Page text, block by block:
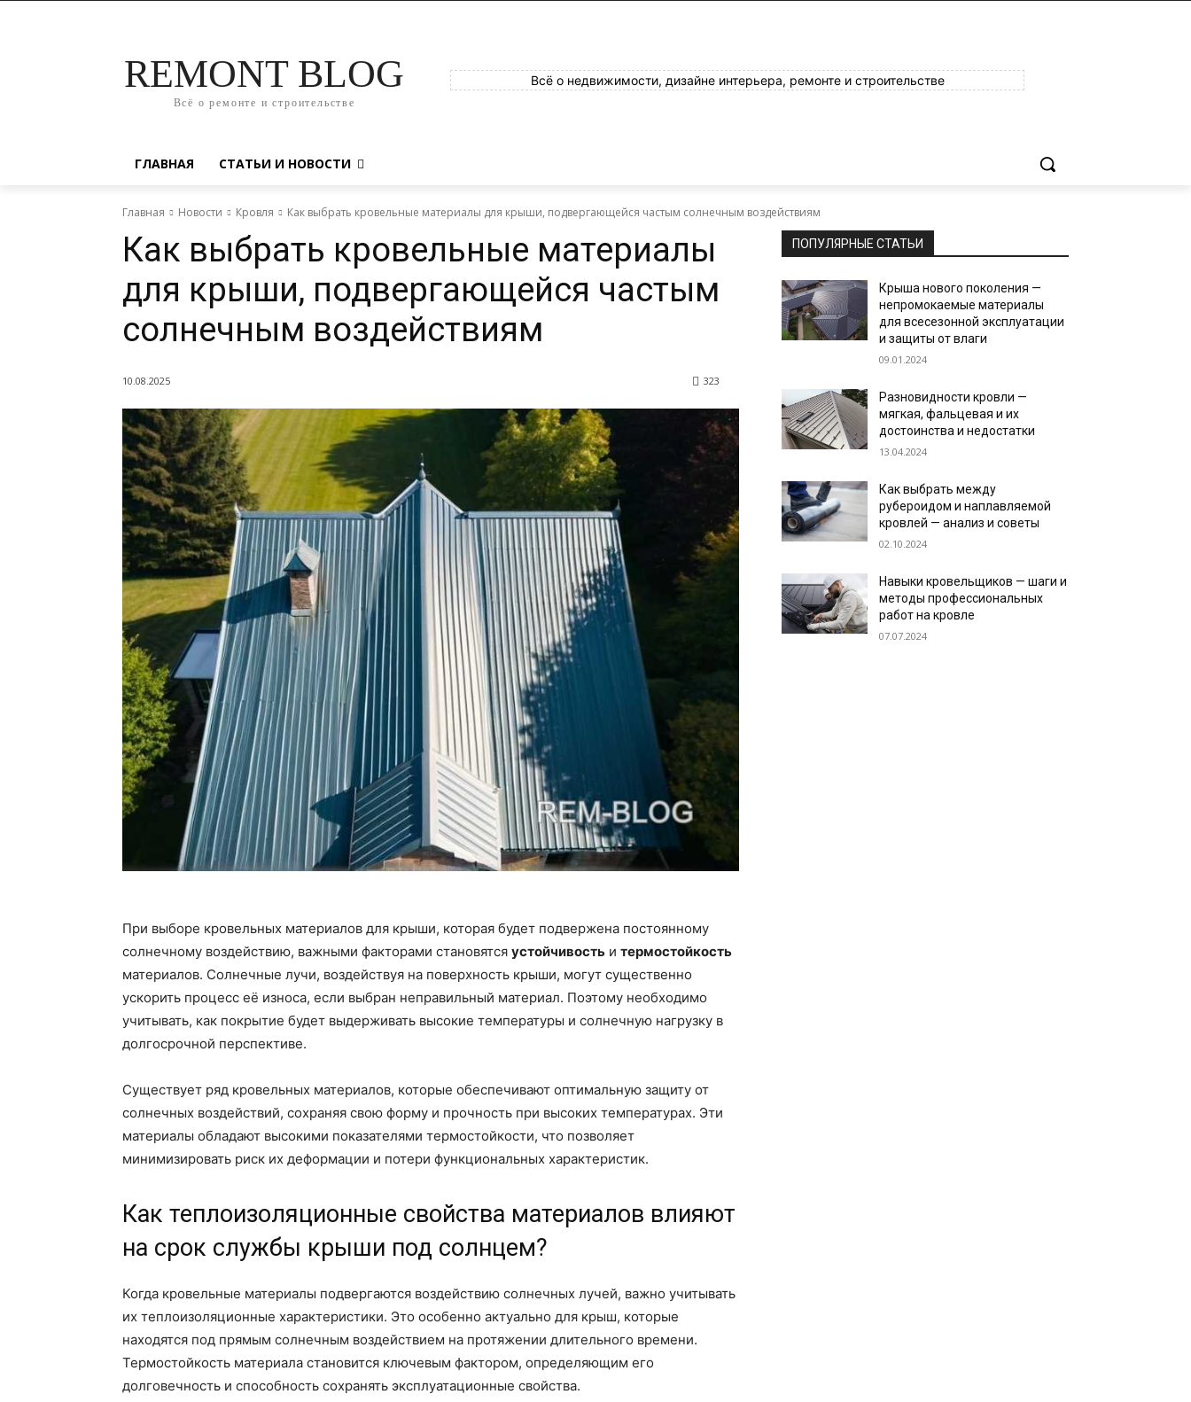
REMONT BLOG
Всё о ремонте и строительстве
Всё о недвижимости, дизайне интерьера, ремонте и строительстве
ГЛАВНАЯ СТАТЬИ И НОВОСТИ
Главная Новости Кровля Как выбрать кровельные материалы для крыши, подвергающейся частым солнечным воздействиям
Как выбрать кровельные материалы
для крыши, подвергающейся частым
солнечным воздействиям
10.08.2025 323
При выборе кровельных материалов для крыши, которая будет подвержена постоянному
солнечному воздействию, важными факторами становятся устойчивость и термостойкость
материалов. Солнечные лучи, воздействуя на поверхность крыши, могут существенно
ускорить процесс её износа, если выбран неправильный материал. Поэтому необходимо
учитывать, как покрытие будет выдерживать высокие температуры и солнечную нагрузку в
долгосрочной перспективе.
Существует ряд кровельных материалов, которые обеспечивают оптимальную защиту от
солнечных воздействий, сохраняя свою форму и прочность при высоких температурах. Эти
материалы обладают высокими показателями термостойкости, что позволяет
минимизировать риск их деформации и потери функциональных характеристик.
Как теплоизоляционные свойства материалов влияют
на срок службы крыши под солнцем?
Когда кровельные материалы подвергаются воздействию солнечных лучей, важно учитывать
их теплоизоляционные характеристики. Это особенно актуально для крыш, которые
находятся под прямым солнечным воздействием на протяжении длительного времени.
Термостойкость материала становится ключевым фактором, определяющим его
долговечность и способность сохранять эксплуатационные свойства.
ПОПУЛЯРНЫЕ СТАТЬИ
Крыша нового поколения —
непромокаемые материалы
для всесезонной эксплуатации
и защиты от влаги
09.01.2024
Разновидности кровли —
мягкая, фальцевая и их
достоинства и недостатки
13.04.2024
Как выбрать между
рубероидом и наплавляемой
кровлей — анализ и советы
02.10.2024
Навыки кровельщиков — шаги и
методы профессиональных
работ на кровле
07.07.2024